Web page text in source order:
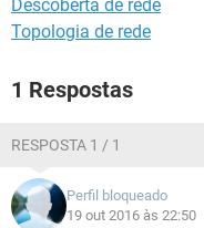
Descoberta de rede
Topologia de rede
1 Respostas
RESPOSTA 1 / 1
Perfil bloqueado
19 out 2016 às 22:50